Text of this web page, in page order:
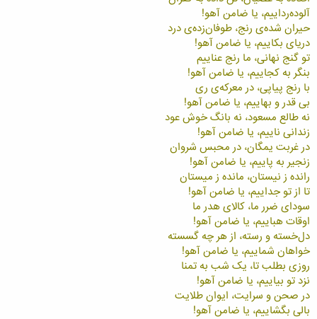
آلوده‌رداييم، يا ضامن آهو!
حيران شده‌ی رنج، طوفان‌زده‌‌ی درد
دريای بکاييم، يا ضامن آهو!
تو گنج نهانی، ما رنج عناييم
بنگر به کجاييم، يا ضامن آهو!
با رنج پياپی، در معرکه‌ی ری
بی قدر و بهاييم، يا ضامن آهو!
نه طالع مسعود، نه بانگ خوش عود
زندانی ناييم، يا ضامن آهو!
در غربت يمگان، در محبس شروان
زنجير به پاييم، يا ضامن آهو!
رانده ز نيستان، مانده ز ميستان
تا از تو جداييم، يا ضامن آهو!
سودای ضرر ما، کالای هدر ما
اوقات هباييم، يا ضامن آهو!
دل‌خسته و رسته، از هر چه گسسته
خواهان شماييم، يا ضامن آهو!
روزی بطلب تا، يک شب به تمنا
نزد تو بياييم، يا ضامن آهو!
در صحن و سرايت، ايوان طلايت
بالی بگشاييم، يا ضامن آهو!